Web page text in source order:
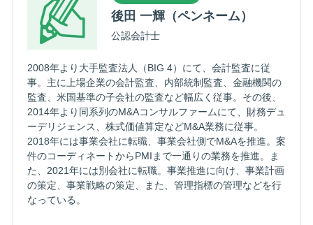
後田 一輝（ペンネーム）
公認会計士
2008年より大手監査法人（BIG 4）にて、会計監査に従
事。主に上場企業の会計監査、内部統制監査、金融機関の
監査、米国基準の子会社の監査など幅広く従事。その後、
2014年より同系列のM&Aコンサルファームにて、財務デュ
ーデリジェンス、株式価値算定などM&A業務に従事。
2018年には事業会社に転職、事業会社側でM&Aを推進。案
件のコーディネートからPMIまで一通りの業務を推進。ま
た、2021年には別会社に転職。事業推進に向け、事業計画
の策定、事業戦略の策定、また、管理指標の管理などを行
なっている。